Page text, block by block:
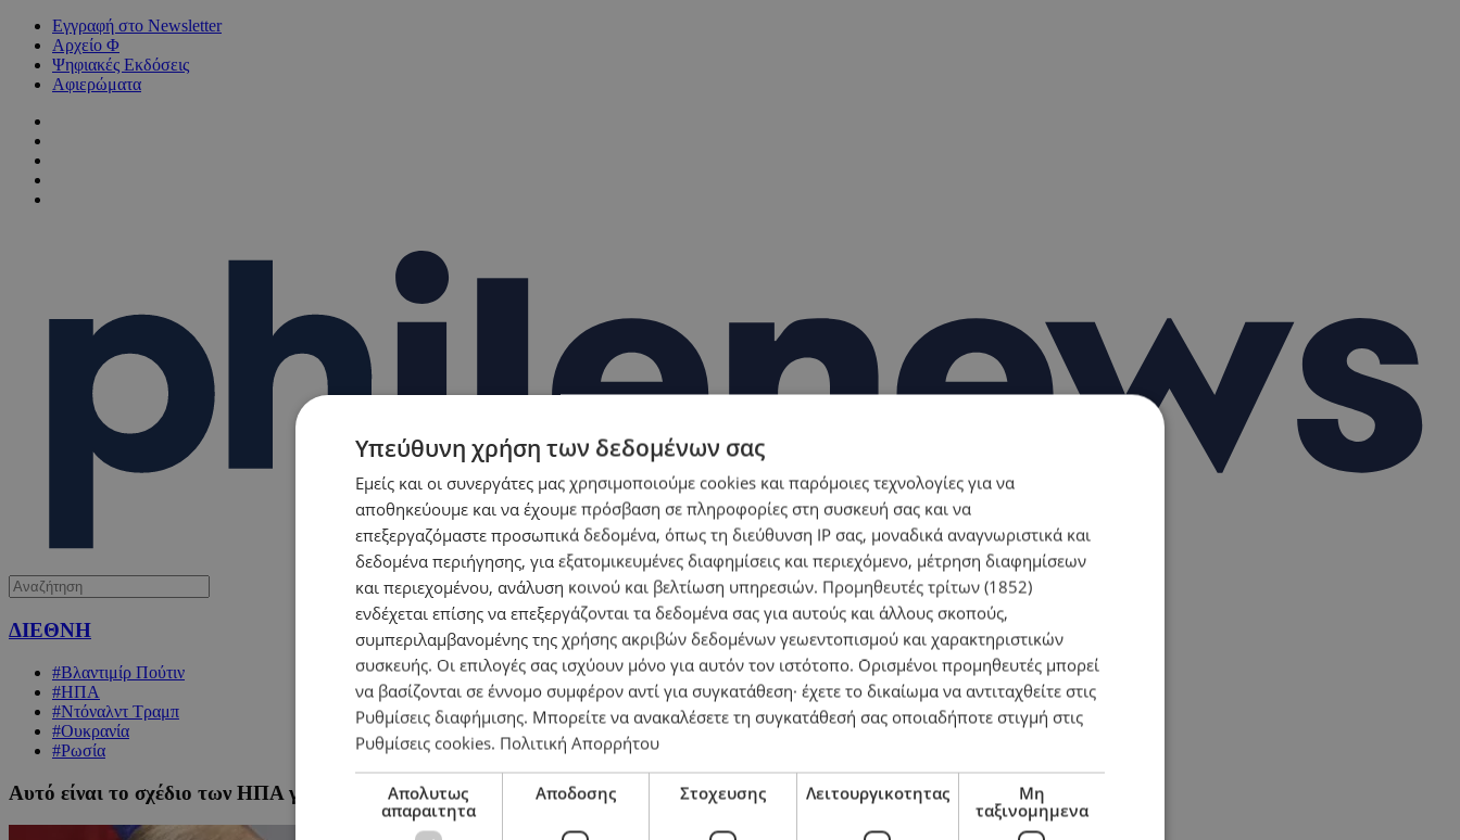
Εγγραφή στο Newsletter
Αρχείο Φ
Ψηφιακές Εκδόσεις
Αφιερώματα
ΔΙΕΘΝΗ
#Βλαντιμίρ Πούτιν
#ΗΠΑ
#Ντόναλντ Τραμπ
#Ουκρανία
#Ρωσία
Αυτό είναι το σχέδιο των ΗΠΑ για κατάπαυση πυρός στην Ουκρανία: Τι γίνεται με κατεχόμενα εδάφη και κυρώσεις
Υπεύθυνη χρήση των δεδομένων σας
Εμείς και οι συνεργάτες μας χρησιμοποιούμε cookies και παρόμοιες τεχνολογίες για να
αποθηκεύουμε και να έχουμε πρόσβαση σε πληροφορίες στη συσκευή σας και να
επεξεργαζόμαστε προσωπικά δεδομένα, όπως τη διεύθυνση IP σας, μοναδικά αναγνωριστικά και
δεδομένα περιήγησης, για εξατομικευμένες διαφημίσεις και περιεχόμενο, μέτρηση διαφημίσεων
και περιεχομένου, ανάλυση κοινού και βελτίωση υπηρεσιών. Προμηθευτές τρίτων (1852)
ενδέχεται επίσης να επεξεργάζονται τα δεδομένα σας για αυτούς και άλλους σκοπούς,
συμπεριλαμβανομένης της χρήσης ακριβών δεδομένων γεωεντοπισμού και χαρακτηριστικών
συσκευής. Οι επιλογές σας ισχύουν μόνο για αυτόν τον ιστότοπο. Ορισμένοι προμηθευτές μπορεί
να βασίζονται σε έννομο συμφέρον αντί για συγκατάθεση· έχετε το δικαίωμα να αντιταχθείτε στις
Ρυθμίσεις διαφήμισης. Μπορείτε να ανακαλέσετε τη συγκατάθεσή σας οποιαδήποτε στιγμή στις
Ρυθμίσεις cookies. Πολιτική Απορρήτου
Απολυτως
απαραιτητα
Αποδοσης Στοχευσης Λειτουργικοτητας
Μη
ταξινομημενα